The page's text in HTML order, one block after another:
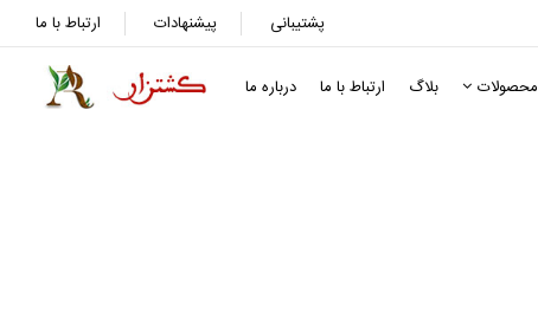
ارتباط با ما پیشنهادات پشتیبانی
محصولات بلاگ ارتباط با ما درباره ما